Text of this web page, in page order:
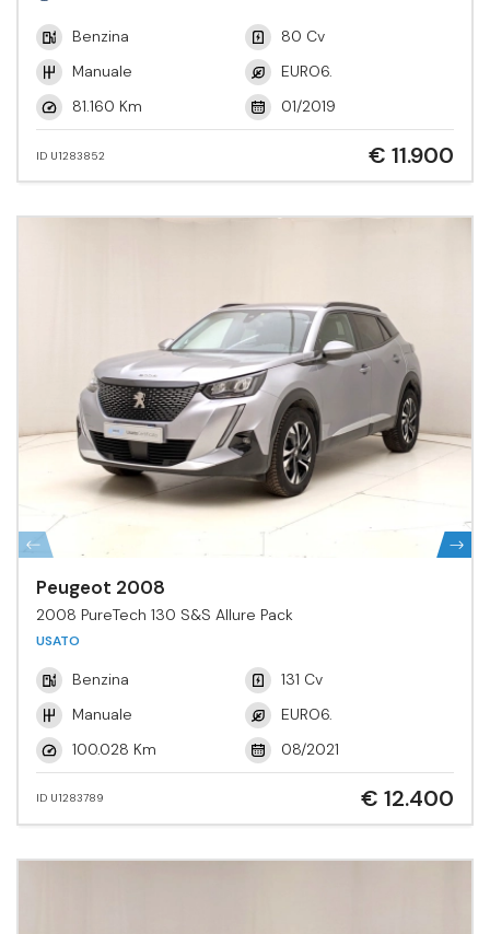
Benzina
80 Cv
Manuale
EURO6.
81.160 Km
01/2019
ID U1283852 € 11.900
Peugeot 2008
2008 PureTech 130 S&S Allure Pack
USATO
Benzina
131 Cv
Manuale
EURO6.
100.028 Km
08/2021
ID U1283789 € 12.400